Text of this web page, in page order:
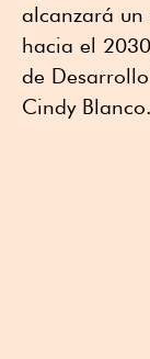
alcanzará
hacia el
de
Cindy Blanco.